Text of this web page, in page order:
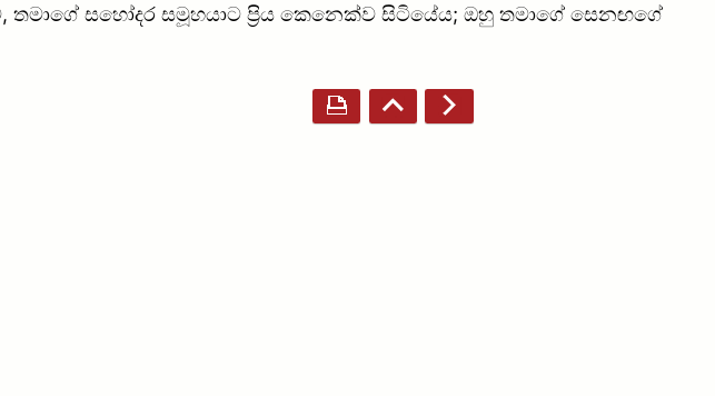
සහෝදර සමූහයාට ප්‍රිය කෙනෙක්ව සිටියේය; ඔහු තමාගේ සෙනඟගේ